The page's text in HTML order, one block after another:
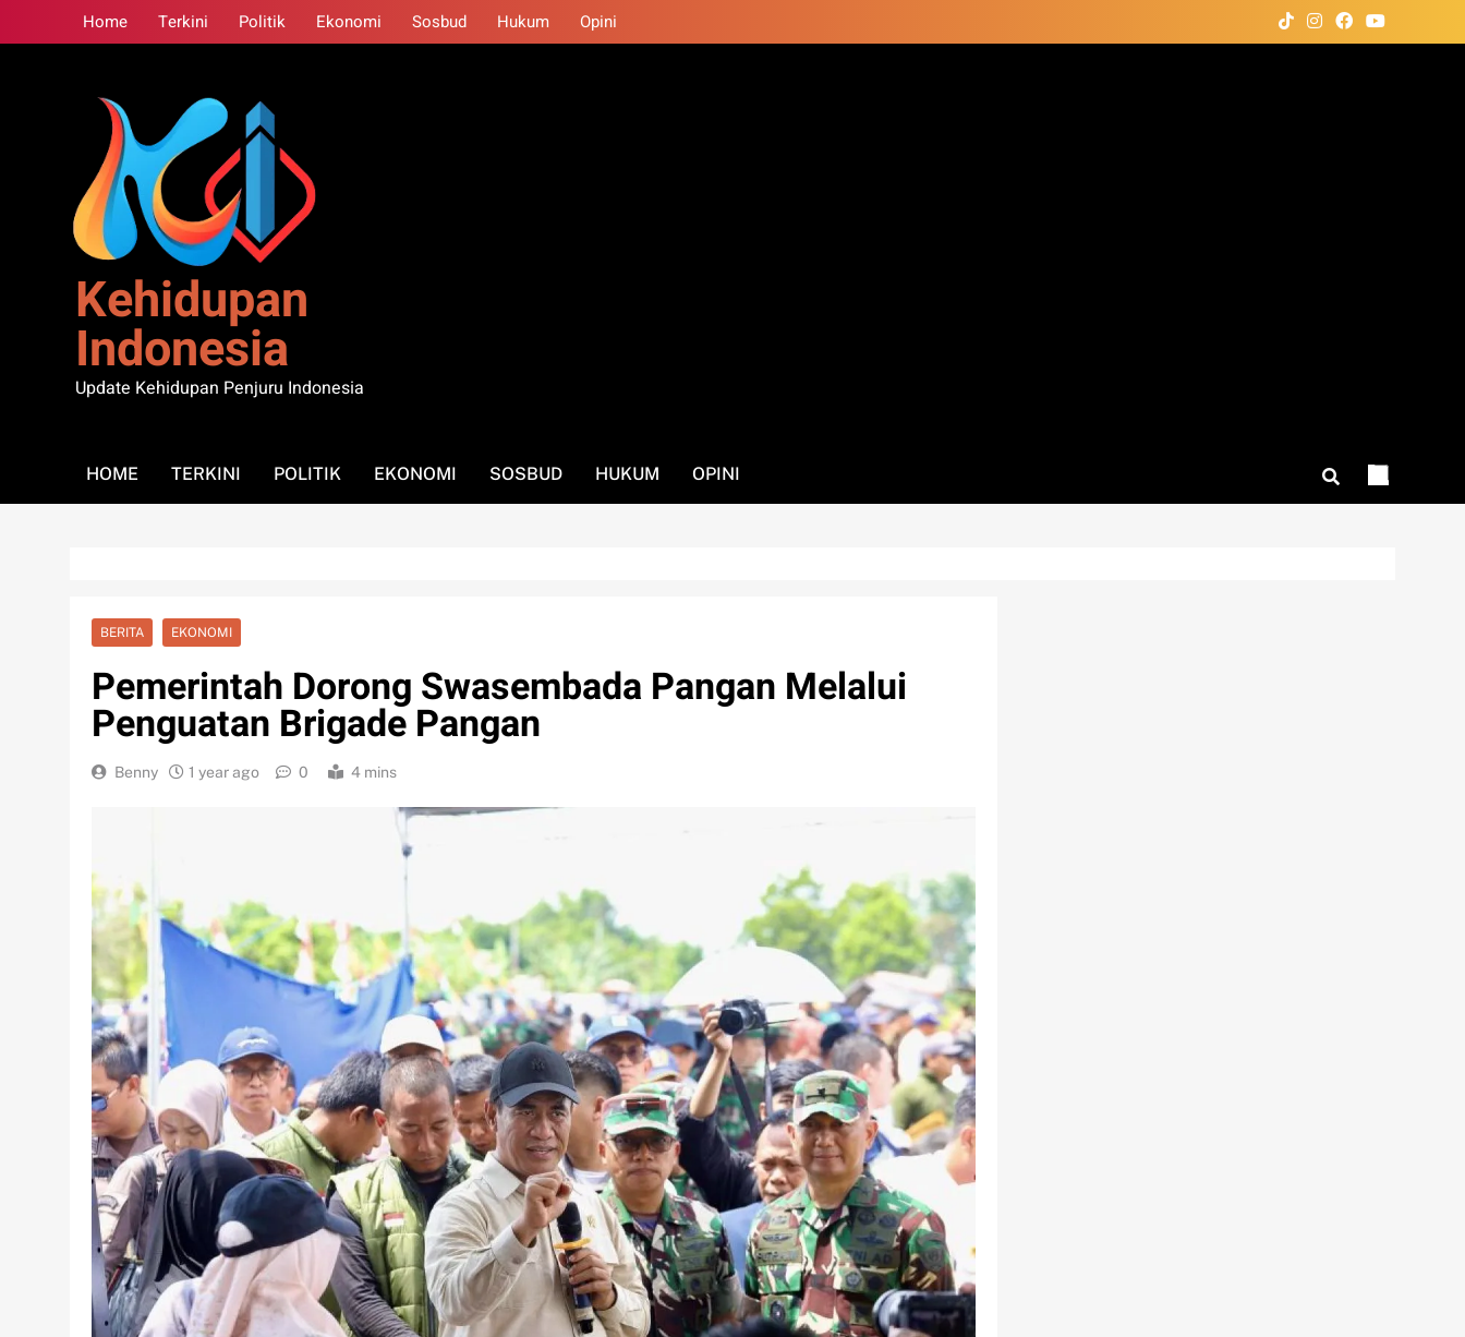
to
Home Terkini Politik Ekonomi Sosbud Hukum Opini
Kehidupan
Indonesia
Update Kehidupan Penjuru Indonesia
HOME TERKINI POLITIK EKONOMI SOSBUD HUKUM OPINI
BERITA EKONOMI
Pemerintah Dorong Swasembada Pangan Melalui
Penguatan Brigade Pangan
Benny 1 year ago 0 4 mins